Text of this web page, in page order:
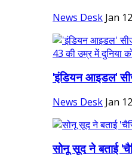
News Desk Jan
'इंडियन आइडल'
News Desk Jan
सोनू सूद ने बताई